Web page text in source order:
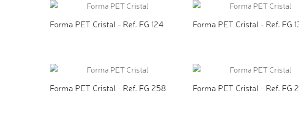
Forma PET Cristal - Ref. FG 124 Forma PET Cristal - Ref. FG
Forma PET Cristal - Ref. FG 258 Forma PET Cristal - Ref. FG